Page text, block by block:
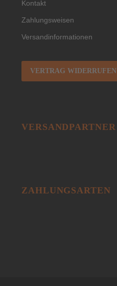
Kontakt
Zahlungsweisen
Versandinformationen
VERTRAG WIDERRUFEN
VERSANDPARTNER
ZAHLUNGSARTEN